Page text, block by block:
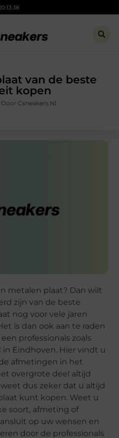
van de beste
kopen
Csneakers.nl
metalen plaat? Dan wilt
zijn van de beste
nog voor vele jaren
is dan ook aan te raden
professionals zoals
in Eindhoven. Hier vindt u
afmetingen in het
overgrote deel altijd
dus zeker dat u altijd
kunt kopen. Weet u
soort, afmeting of
op uw wensen en
door de professionals